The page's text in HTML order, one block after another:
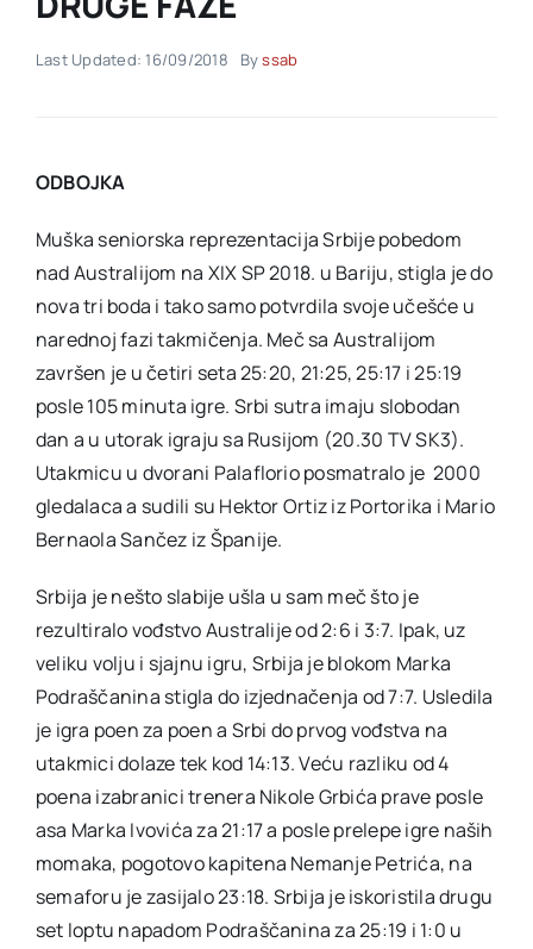
Akti SSAB
Last Updated: 16/09/2018 Byssab
ODBOJKA
Muška seniorska reprezentacija Srbije pobedom
nad Australijom na XIX SP 2018. u Bariju, stigla je do
nova tri boda i tako samo potvrdila svoje učešće u
narednoj fazi takmičenja. Meč sa Australijom
završen je u četiri seta 25:20, 21:25, 25:17 i 25:19
posle 105 minuta igre. Srbi sutra imaju slobodan
dan a u utorak igraju sa Rusijom (20.30 TV SK3).
Utakmicu u dvorani Palaflorio posmatralo je 2000
gledalaca a sudili su Hektor Ortiz iz Portorika i Mario
Bernaola Sančez iz Španije.
Srbija je nešto slabije ušla u sam meč što je
rezultiralo vođstvo Australije od 2:6 i 3:7. Ipak, uz
veliku volju i sjajnu igru, Srbija je blokom Marka
Podraščanina stigla do izjednačenja od 7:7. Usledila
je igra poen za poen a Srbi do prvog vođstva na
utakmici dolaze tek kod 14:13. Veću razliku od 4
poena izabranici trenera Nikole Grbića prave posle
asa Marka Ivovića za 21:17 a posle prelepe igre naših
momaka, pogotovo kapitena Nemanje Petrića, na
semaforu je zasijalo 23:18. Srbija je iskoristila drugu
set loptu napadom Podraščanina za 25:19 i 1:0 u